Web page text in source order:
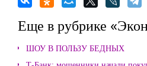
Еще в рубрике
ШОУ В ПОЛЬЗУ БЕДНЫХ